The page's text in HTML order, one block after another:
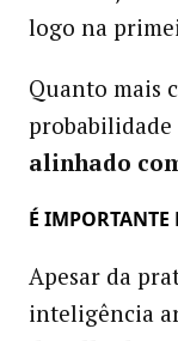
logo na
Quanto mais
probabilidade
alinhado
É IMPORTANTE
Apesar da
inteligência